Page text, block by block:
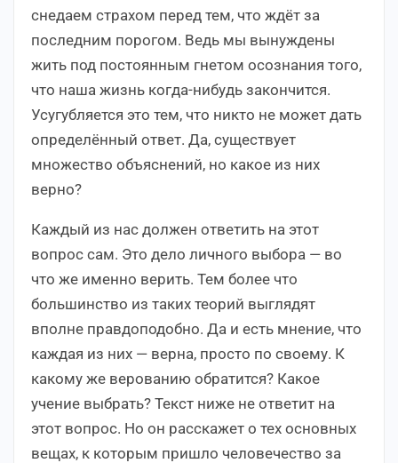
снедаем страхом перед тем, что ждёт за
последним порогом. Ведь мы вынуждены
жить под постоянным гнетом осознания того,
что наша жизнь когда-нибудь закончится.
Усугубляется это тем, что никто не может дать
определённый ответ. Да, существует
множество объяснений, но какое из них
верно?
Каждый из нас должен ответить на этот
вопрос сам. Это дело личного выбора — во
что же именно верить. Тем более что
большинство из таких теорий выглядят
вполне правдоподобно. Да и есть мнение, что
каждая из них — верна, просто по своему. К
какому же верованию обратится? Какое
учение выбрать? Текст ниже не ответит на
этот вопрос. Но он расскажет о тех основных
вещах, к которым пришло человечество за